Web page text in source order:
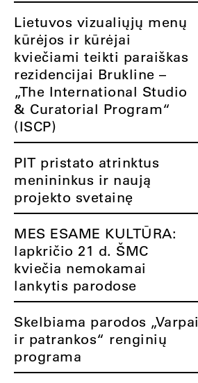
Lietuvos vizualiųjų menų
kūrėjos ir kūrėjai
kviečiami teikti paraiškas
rezidencijai Brukline –
„The International Studio
& Curatorial Program“
(ISCP)
PIT pristato atrinktus
menininkus ir naują
projekto svetainę
MES ESAME KULTŪRA:
lapkričio 21 d. ŠMC
kviečia nemokamai
lankytis parodose
Skelbiama parodos „Varpai
ir patrankos“ renginių
programa